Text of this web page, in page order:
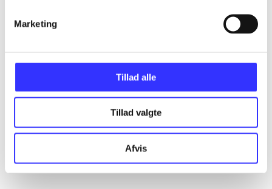
Marketing
Tillad alle
Tillad valgte
Afvis
Artikler